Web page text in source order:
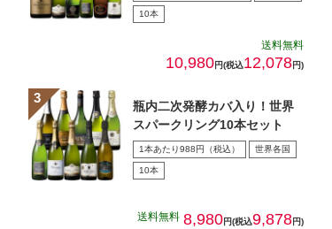
10本
送料無料
10,980円(税込12,078円)
瓶内二次発酵カバ入り！世界
スパークリング10本セット
1本あたり988円（税込） 世界各国
10本
送料無料 8,980円(税込9,878円)